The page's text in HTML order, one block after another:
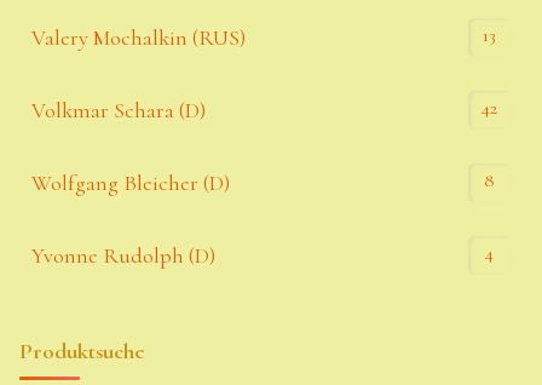
Valery Mochalkin (RUS) 13
Volkmar Schara (D) 42
Wolfgang Bleicher (D) 8
Yvonne Rudolph (D) 4
Produktsuche